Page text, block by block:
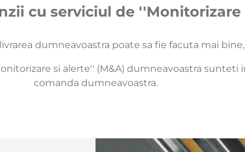
cu serviciul de
dumneavoastra poate sa fie facuta mai
si alerte'' (M&A) dumneavoastra
comanda dumneavoastra.